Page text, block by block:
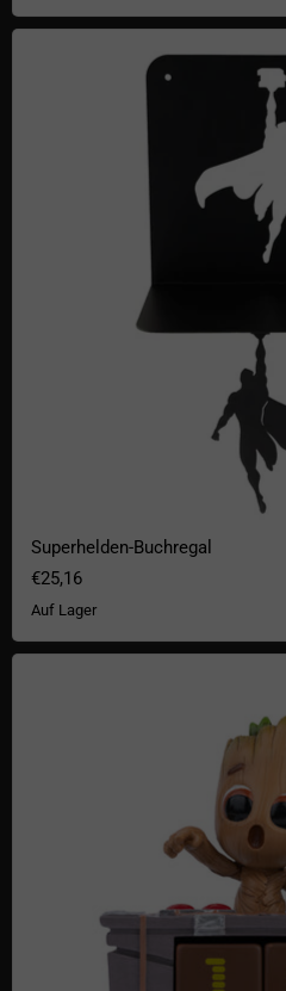
Superhelden-Buchregal
Superhelden-Buchregal
€25,16
Auf Lager